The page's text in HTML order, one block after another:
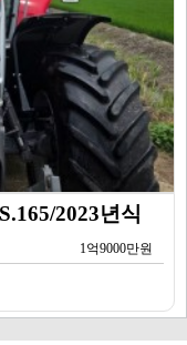
2023년식
1억9000만원